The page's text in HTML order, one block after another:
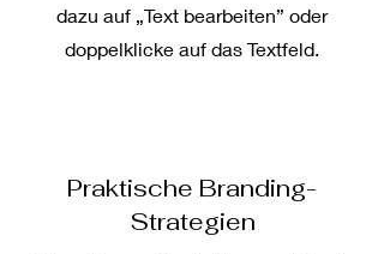
dazu auf „Text bearbeiten” oder
doppelklicke auf das Textfeld.
Praktische Branding-
Strategien